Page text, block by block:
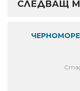
СЛЕДВАЩ